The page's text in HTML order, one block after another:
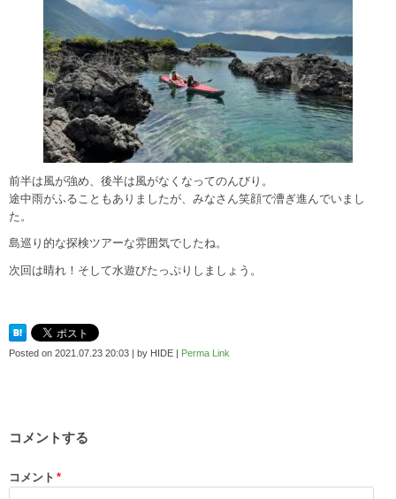
前半は風が強め、後半は風がなくなってのんびり。
途中雨がふることもありましたが、みなさん笑顔で漕ぎ進んでいまし
た。
島巡り的な探検ツアーな雰囲気でしたね。
次回は晴れ！そして水遊びたっぷりしましょう。
Posted on 2021.07.23 20:03 | by HIDE | Perma Link
コメントする
コメント *